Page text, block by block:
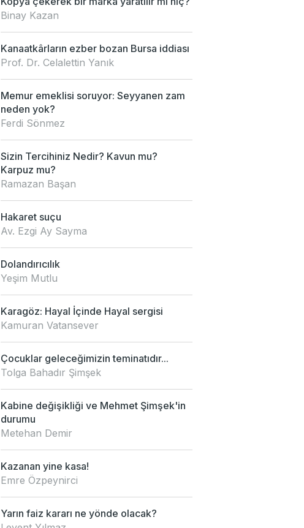
Binay Kazan
Kanaatkârların ezber bozan Bursa iddiası
Prof. Dr. Celalettin Yanık
Memur emeklisi soruyor: Seyyanen zam
neden yok?
Ferdi Sönmez
Sizin Tercihiniz Nedir? Kavun mu?
Karpuz mu?
Ramazan Başan
Hakaret suçu
Av. Ezgi Ay Sayma
Dolandırıcılık
Yeşim Mutlu
Karagöz: Hayal İçinde Hayal sergisi
Kamuran Vatansever
Çocuklar geleceğimizin teminatıdır...
Tolga Bahadır Şimşek
Kabine değişikliği ve Mehmet Şimşek'in
durumu
Metehan Demir
Kazanan yine kasa!
Emre Özpeynirci
Yarın faiz kararı ne yönde olacak?